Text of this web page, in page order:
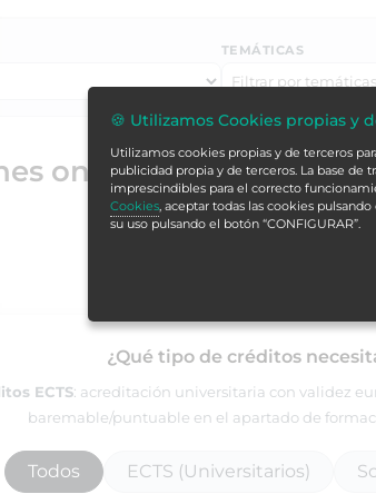
TEMÁTICAS
online para medicina
¿Qué tipo de créditos
ECTS: acreditación universitaria con validez
baremable/puntuable en el apartado de
Todos ECTS (Universitarios)
🍪 Utilizamos Cookies propias y
Utilizamos cookies propias y de terceros
publicidad propia y de terceros. La base de
imprescindibles para el correcto
Cookies, aceptar todas las cookies pulsando
su uso pulsando el botón “CONFIGURAR”.